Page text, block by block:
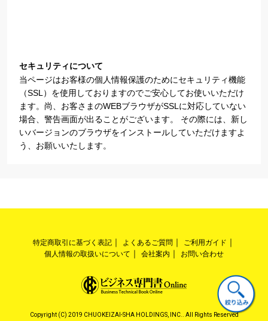
セキュリティについて
当ページはお客様の個人情報保護のためにセキュリティ機能
（SSL）を使用しておりますのでご安心してお使いいただけ
ます。尚、お客さまのWEBブラウザがSSLに対応していない
場合、警告画面が出ることがございます。 その際には、新し
いバージョンのブラウザをインストールしていただけますよ
う、お願いいたします。
特定商取引に基づく表記 よくあるご質問
ご利用ガイド
個人情報の取扱いについて
会社案内 お問い合わせ
Copyright (C) 2019 CHUOKEIZAI-SHA HOLDINGS, INC.. All Rights Reserved